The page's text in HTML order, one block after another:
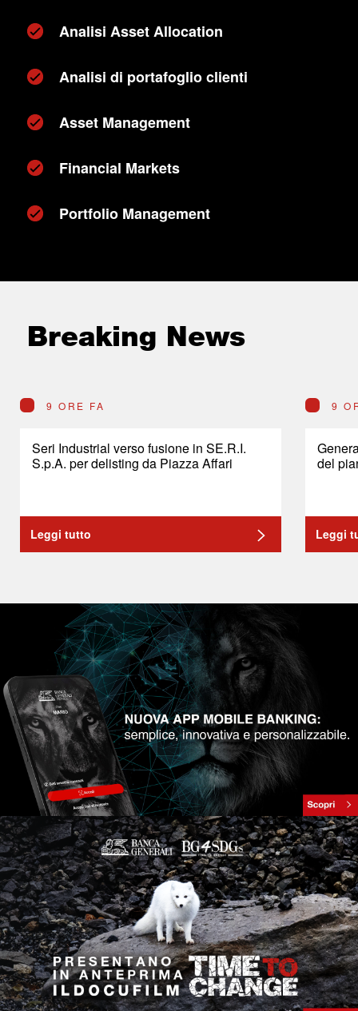
Analisi Asset Allocation
Analisi di portafoglio clienti
Asset Management
Financial Markets
Portfolio Management
Breaking News
9 ORE FA
Seri Industrial verso fusione in SE.R.I.
S.p.A. per delisting da Piazza Affari
Leggi tutto
9
del
Leggi